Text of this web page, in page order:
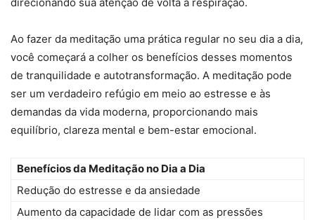
direcionando sua atenção de volta à respiração.
Ao fazer da meditação uma prática regular no seu dia a dia,
você começará a colher os benefícios desses momentos
de tranquilidade e autotransformação. A meditação pode
ser um verdadeiro refúgio em meio ao estresse e às
demandas da vida moderna, proporcionando mais
equilíbrio, clareza mental e bem-estar emocional.
Benefícios da Meditação no Dia a Dia
Redução do estresse e da ansiedade
Aumento da capacidade de lidar com as pressões